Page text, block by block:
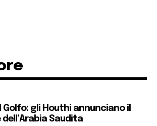
Golfo: gli Houthi annunciano il
Saudita